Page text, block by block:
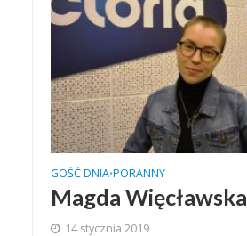
GOŚĆ DNIA•PORANNY
Magda Więcławska
14 stycznia 2019